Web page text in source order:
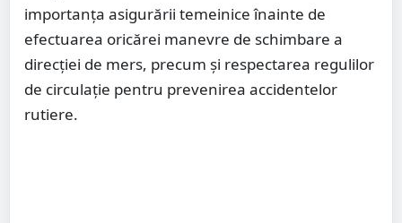
importanța asigurării temeinice înainte de
efectuarea oricărei manevre de schimbare a
direcției de mers, precum și respectarea regulilor
de circulație pentru prevenirea accidentelor
rutiere.